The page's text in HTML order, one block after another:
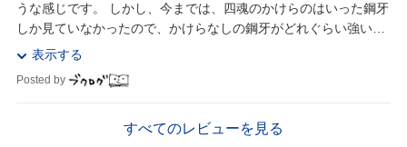
うな感じです。 しかし、今までは、四魂のかけらのはいった鋼牙
しか見ていなかったので、かけらなしの鋼牙がどれぐらい強いの
かは、けっこう見えないですねぇ。 というより...
表示する
Posted by
すべてのレビューを見る